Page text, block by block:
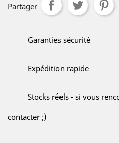
Partager
Garanties sécurité
Expédition rapide
Stocks réels - si vous
contacter ;)